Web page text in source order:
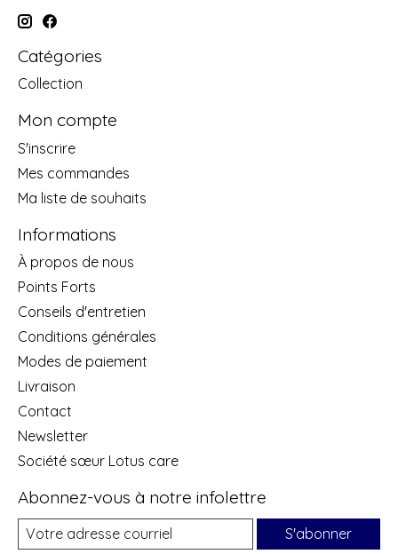
Catégories
Collection
Mon compte
S'inscrire
Mes commandes
Ma liste de souhaits
Informations
À propos de nous
Points Forts
Conseils d'entretien
Conditions générales
Modes de paiement
Livraison
Contact
Newsletter
Société sœur Lotus care
Abonnez-vous à notre infolettre
S'abonner